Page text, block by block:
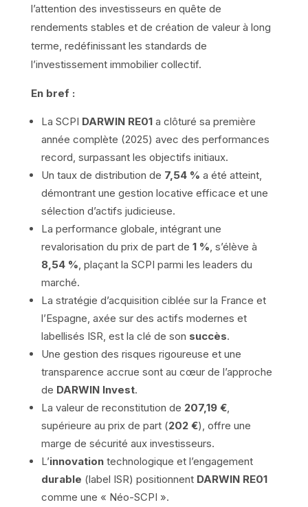
l’attention des investisseurs en quête de
rendements stables et de création de valeur à long
terme, redéfinissant les standards de
l’investissement immobilier collectif.
En bref :
La SCPI DARWIN RE01a clôturé sa première
année complète (2025) avec des performances
record, surpassant les objectifs initiaux.
Un taux de distribution de 7,54 % a été atteint,
démontrant une gestion locative efficace et une
sélection d’actifs judicieuse.
La performance globale, intégrant une
revalorisation du prix de part de 1 % , s’élève à
8,54 % , plaçant la SCPI parmi les leaders du
marché.
La stratégie d’acquisition ciblée sur la France et
l’Espagne, axée sur des actifs modernes et
labellisés ISR, est la clé de son succès.
Une gestion des risques rigoureuse et une
transparence accrue sont au cœur de l’approche
de DARWIN Invest.
La valeur de reconstitution de 207,19 €,
supérieure au prix de part (202 €), offre une
marge de sécurité aux investisseurs.
L’innovationtechnologique et l’engagement
durable (label ISR) positionnent DARWIN RE01
comme une « Néo-SCPI ».